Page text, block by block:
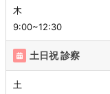
木
9:00~12:30
土日祝 診察
土